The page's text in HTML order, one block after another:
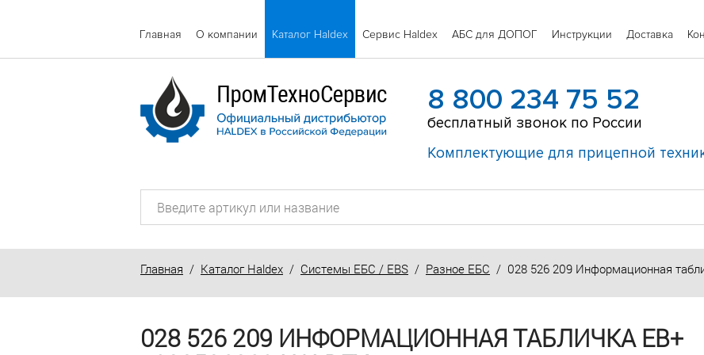
Главная О компании Каталог Haldex Сервис Haldex АБС для ДОПОГ Инструкции Доставка
8 800 234 75 52
бесплатный звонок по России
Комплектующие для прицепной
Главная / Каталог Haldex / Системы ЕБС / EBS / Разное ЕБС / 028 526 209 Информационная
028 526 209 ИНФОРМАЦИОННАЯ ТАБЛИЧКА ЕВ+